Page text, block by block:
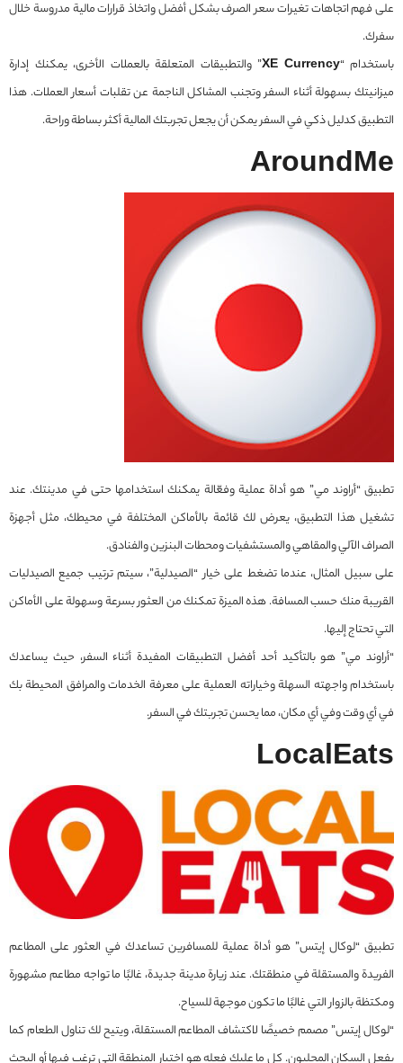
على فهم اتجاهات تغيرات سعر الصرف بشكل أفضل واتخاذ قرارات مالية مدروسة خلال
سفرك.
باستخدام “XE Currency” والتطبيقات المتعلقة بالعملات الأخرى، يمكنك إدارة
ميزانيتك بسهولة أثناء السفر وتجنب المشاكل الناجمة عن تقلبات أسعار العملات. هذا
التطبيق كدليل ذكي في السفر يمكن أن يجعل تجربتك المالية أكثر بساطة وراحة.
AroundMe
تطبيق “أراوند مي” هو أداة عملية وفعّالة يمكنك استخدامها حتى في مدينتك. عند
تشغيل هذا التطبيق، يعرض لك قائمة بالأماكن المختلفة في محيطك، مثل أجهزة
الصراف الآلي والمقاهي والمستشفيات ومحطات البنزين والفنادق.
على سبيل المثال، عندما تضغط على خيار “الصيدلية”، سيتم ترتيب جميع الصيدليات
القريبة منك حسب المسافة. هذه الميزة تمكنك من العثور بسرعة وسهولة على الأماكن
التي تحتاج إليها.
“أراوند مي” هو بالتأكيد أحد أفضل التطبيقات المفيدة أثناء السفر، حيث يساعدك
باستخدام واجهته السهلة وخياراته العملية على معرفة الخدمات والمرافق المحيطة بك
في أي وقت وفي أي مكان، مما يحسن تجربتك في السفر.
LocalEats
تطبيق “لوكال إيتس” هو أداة عملية للمسافرين تساعدك في العثور على المطاعم
الفريدة والمستقلة في منطقتك. عند زيارة مدينة جديدة، غالبًا ما تواجه مطاعم مشهورة
ومكتظة بالزوار التي غالبًا ما تكون موجهة للسياح.
“لوكال إيتس” مصمم خصيصًا لاكتشاف المطاعم المستقلة، ويتيح لك تناول الطعام كما
يفعل السكان المحليون. كل ما عليك فعله هو اختيار المنطقة التي ترغب فيها أو البحث